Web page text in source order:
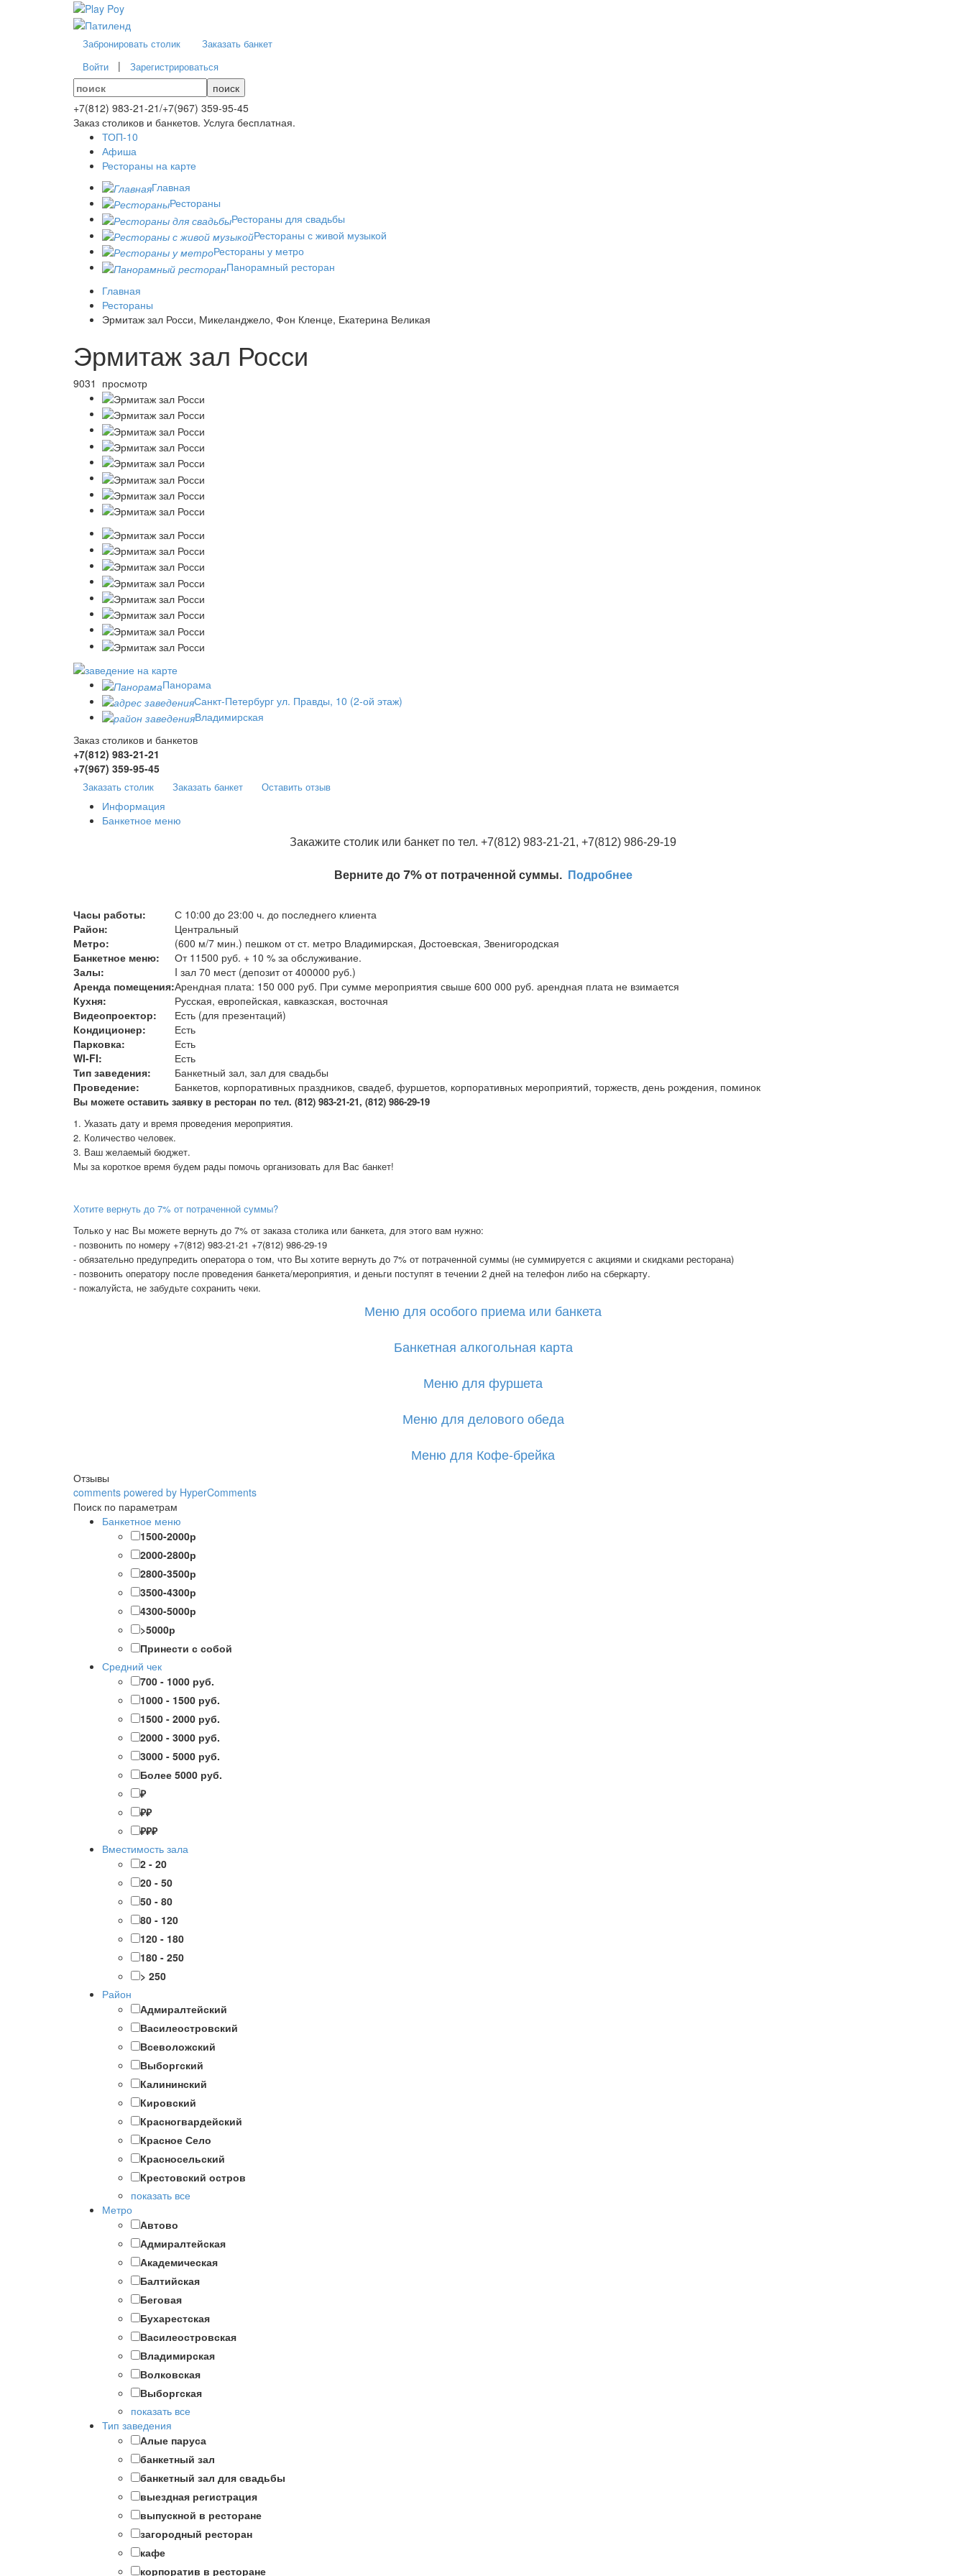
Забронировать столик
Заказать банкет
Войти
| Зарегистрироваться
поиск
+7(812) 983-21-21/+7(967) 359-95-45
Заказ столиков и банкетов. Услуга бесплатная.
ТОП-10
Афиша
Рестораны на карте
Главная
Рестораны
Рестораны для свадьбы
Рестораны с живой музыкой
Рестораны у метро
Панорамный ресторан
Главная
Рестораны
Эрмитаж зал Росси, Микеланджело, Фон Кленце, Екатерина Великая
Эрмитаж зал Росси
9031 просмотр
Панорама
Санкт-Петербург ул. Правды, 10 (2-ой этаж)
Владимирская
Заказ столиков и банкетов
+7(812) 983-21-21
+7(967) 359-95-45
Заказать столик Заказать банкет Оставить отзыв
Информация
Банкетное меню
Закажите столик или банкет по тел. +7(812) 983-21-21, +7(812) 986-29-19
Верните до 7%от потраченной суммы. Подробнее
Часы работы:
С 10:00 до 23:00 ч. до последнего клиента
Район:
Центральный
Метро:
(600 м/7 мин.) пешком от ст. метро Владимирская, Достоевская, Звенигородская
Банкетное меню:
От 11500 руб. + 10 % за обслуживание.
Залы:
I зал 70 мест (депозит от 400000 руб.)
Аренда помещения:Арендная плата: 150 000 руб. При сумме мероприятия свыше 600 000 руб. арендная плата не взимается
Кухня:
Русская, европейская, кавказская, восточная
Видеопроектор:
Есть (для презентаций)
Кондиционер:
Есть
Парковка:
Есть
WI-FI:
Есть
Тип заведения:
Банкетный зал, зал для свадьбы
Проведение:
Банкетов, корпоративных праздников, свадеб, фуршетов, корпоративных мероприятий, торжеств, день рождения, поминок
Вы можете оставить заявку в ресторан по тел. (812) 983-21-21, (812) 986-29-19
1. Указать дату и время проведения мероприятия.
2. Количество человек.
3. Ваш желаемый бюджет.
Мы за короткое время будем рады помочь организовать для Вас банкет!
Хотите вернуть до 7% от потраченной суммы?
Только у нас Вы можете вернуть до 7% от заказа столика или банкета, для этого вам нужно:
- позвонить по номеру +7(812) 983-21-21 +7(812) 986-29-19
- обязательно предупредить оператора о том, что Вы хотите вернуть до 7% от потраченной суммы (не суммируется с акциями и скидками ресторана)
- позвонить оператору после проведения банкета/мероприятия, и деньги поступят в течении 2 дней на телефон либо на сберкарту.
- пожалуйста, не забудьте сохранить чеки.
Меню для особого приема или банкета
Банкетная алкогольная карта
Меню для фуршета
Меню для делового обеда
Меню для Кофе-брейка
Отзывы
comments powered by HyperComments
Поиск по параметрам
Банкетное меню
1500-2000р
2000-2800р
2800-3500р
3500-4300р
4300-5000р
>5000р
Принести с собой
Средний чек
700 - 1000 руб.
1000 - 1500 руб.
1500 - 2000 руб.
2000 - 3000 руб.
3000 - 5000 руб.
Более 5000 руб.
₽
₽₽
₽₽₽
Вместимость зала
2 - 20
20 - 50
50 - 80
80 - 120
120 - 180
180 - 250
> 250
Район
Адмиралтейский
Василеостровский
Всеволожский
Выборгский
Калининский
Кировский
Красногвардейский
Красное Село
Красносельский
Крестовский остров
показать все
Метро
Автово
Адмиралтейская
Академическая
Балтийская
Беговая
Бухарестская
Василеостровская
Владимирская
Волковская
Выборгская
показать все
Тип заведения
Алые паруса
банкетный зал
банкетный зал для свадьбы
выездная регистрация
выпускной в ресторане
загородный ресторан
кафе
корпоратив в ресторане